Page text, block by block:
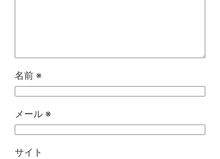
名前 ※
メール ※
サイト